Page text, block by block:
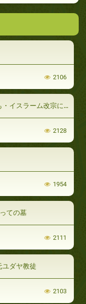
2106
ついてのよくある誤解（上）
2128
1954
ての墓
2111
ダヤ教徒
2103